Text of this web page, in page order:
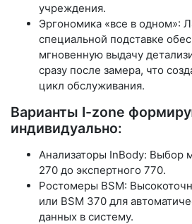
учреждения.
Эргономика «все в одном»:
специальной подставке
мгновенную выдачу
сразу после замера, что
цикл обслуживания.
Варианты I-zone
индивидуально:
Анализаторы InBody: Выбор
270 до экспертного 770.
Ростомеры BSM:
или BSM 370 для
данных в систему.